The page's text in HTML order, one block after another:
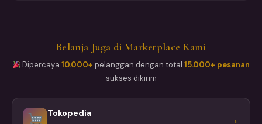
Belanja Juga di Marketplace Kami
Dipercaya10.000+ pelanggan dengan total15.000+ pesanan
sukses dikirim
Tokopedia →